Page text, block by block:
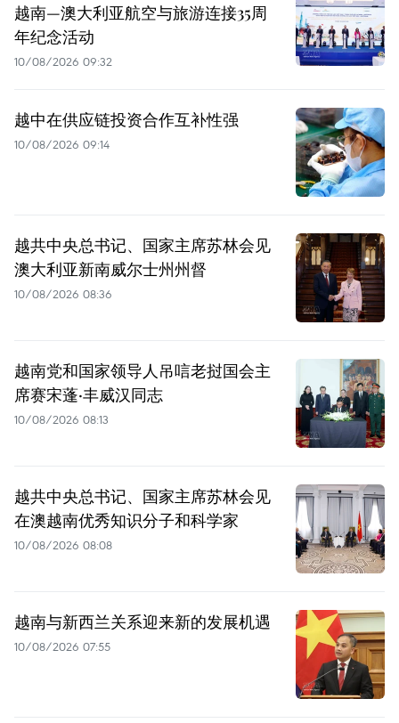
越南—澳大利亚航空与旅游连接35周
年纪念活动
10/08/2026 09:32
越中在供应链投资合作互补性强
10/08/2026 09:14
越共中央总书记、国家主席苏林会见
澳大利亚新南威尔士州州督
10/08/2026 08:36
越南党和国家领导人吊唁老挝国会主
席赛宋蓬·丰威汉同志
10/08/2026 08:13
越共中央总书记、国家主席苏林会见
在澳越南优秀知识分子和科学家
10/08/2026 08:08
越南与新西兰关系迎来新的发展机遇
10/08/2026 07:55